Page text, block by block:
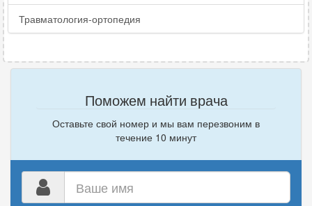
Травматология-ортопедия
Поможем найти врача
Оставьте свой номер и мы вам перезвоним в
течение 10 минут